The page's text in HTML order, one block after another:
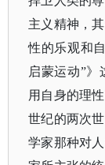
主义精神，
性的乐观和
启蒙运动”
用自身的理
世纪的两次
学家那种对